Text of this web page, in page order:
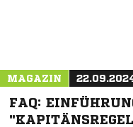
MAGAZIN
FAQ: